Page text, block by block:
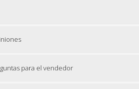
para el vendedor